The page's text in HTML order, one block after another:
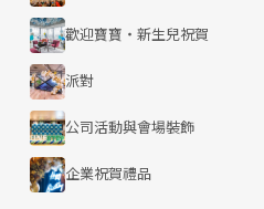
歡迎寶寶・新生兒祝賀
派對
公司活動與會場裝飾
企業祝賀禮品